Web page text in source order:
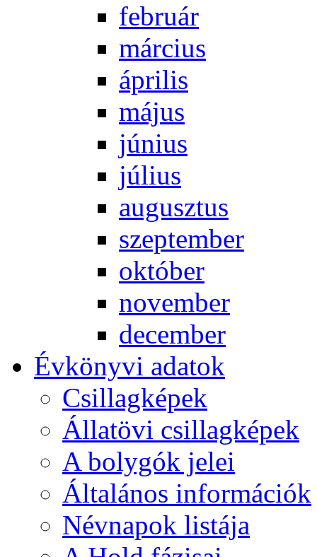
feb­ru­ár
már­ci­us
áp­ri­lis
má­jus
jú­ni­us
jú­li­us
au­gusz­tus
szep­tem­ber
ok­tó­ber
no­vem­ber
de­cem­ber
Év­köny­vi ada­tok
Csil­lag­ké­pek
Ál­lat­övi csil­lag­ké­pek
A boly­gók je­lei
Ál­ta­lá­nos in­for­má­ci­ók
Név­na­pok lis­tá­ja